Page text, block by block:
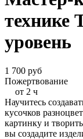
технике
уровень
1 700 руб
Пожертвование
от 2 ч
Научитесь
кусочков
картинку и
вы создадите